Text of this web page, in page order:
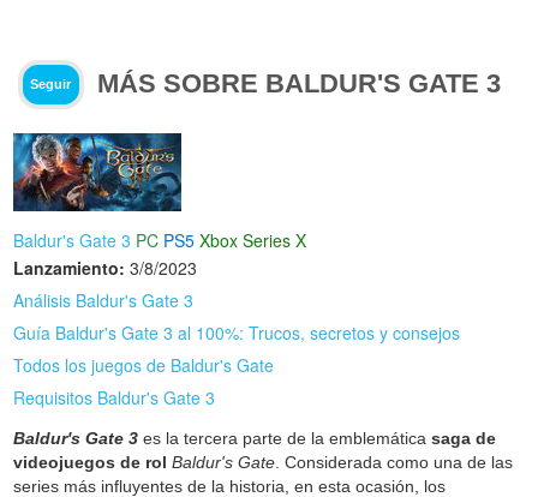
Seguir MÁS SOBRE BALDUR'S GATE 3
Baldur's Gate 3 PC PS5 Xbox Series X
Lanzamiento: 3/8/2023
Análisis Baldur's Gate 3
Guía Baldur's Gate 3 al 100%: Trucos, secretos y consejos
Todos los juegos de Baldur's Gate
Requisitos Baldur's Gate 3
Baldur's Gate 3 es la tercera parte de la emblemáticasaga de
videojuegos de rol Baldur's Gate . Considerada como una de las
series más influyentes de la historia, en esta ocasión, los